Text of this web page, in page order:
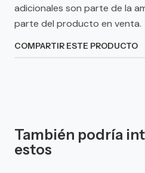
adicionales son parte de la
parte del producto en venta.
COMPARTIR ESTE PRODUCTO
También podría
estos